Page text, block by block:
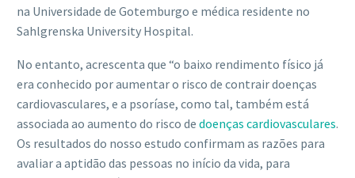
na Universidade de Gotemburgo e médica residente no
Sahlgrenska University Hospital.
No entanto, acrescenta que “o baixo rendimento físico já
era conhecido por aumentar o risco de contrair doenças
cardiovasculares, e a psoríase, como tal, também está
associada ao aumento do risco de doenças cardiovasculares.
Os resultados do nosso estudo confirmam as razões para
avaliar a aptidão das pessoas no início da vida, para